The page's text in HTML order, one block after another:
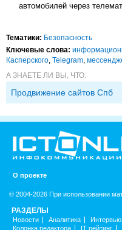
автомобилей через
Тематики: Безопасность
Ключевые слова:
Касперского Telegram
А ЗНАЕТЕ ЛИ ВЫ, ЧТО:
Продвижение сайтов Спб
О проекте
© 2004-2026 При использовании
РАЗДЕЛЫ
Новости Аналитика Интервью
Колонка редактора
IT рейтинг